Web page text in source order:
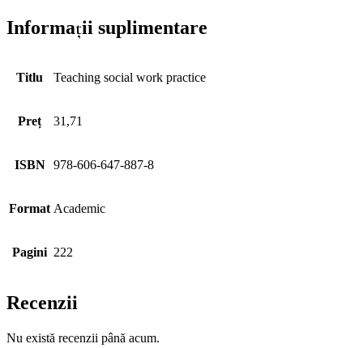
Informații suplimentare
Titlu Teaching social work practice
Preț 31,71
ISBN 978-606-647-887-8
Format Academic
Pagini 222
Recenzii
Nu există recenzii până acum.